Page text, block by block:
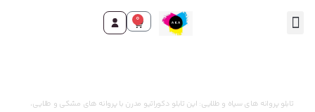
0
تابلو پروانه های سیاه و طلایی: این تابلو دکوراتیو مدرن با پروانه های مشکی و طلایی،